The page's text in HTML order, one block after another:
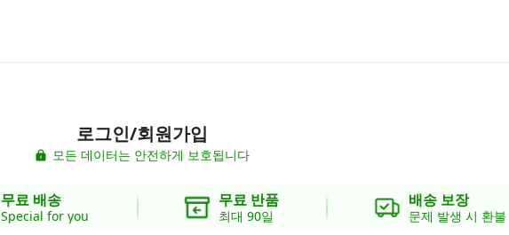
로그인/회원가입
모든 데이터는 안전하게 보호됩니다
무료 배송
Special for you
무료 반품
최대 90일
배송 보장
문제 발생 시 환불